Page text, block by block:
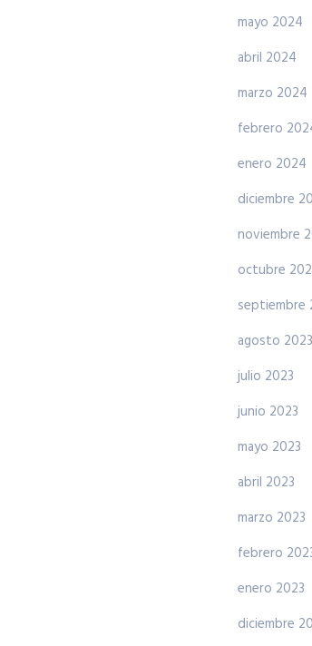
mayo 2024
abril 2024
marzo 2024
febrero
enero 2024
diciembre
noviembre
octubre
septiembre
agosto 2023
julio 2023
junio 2023
mayo 2023
abril 2023
marzo 2023
febrero
enero 2023
diciembre